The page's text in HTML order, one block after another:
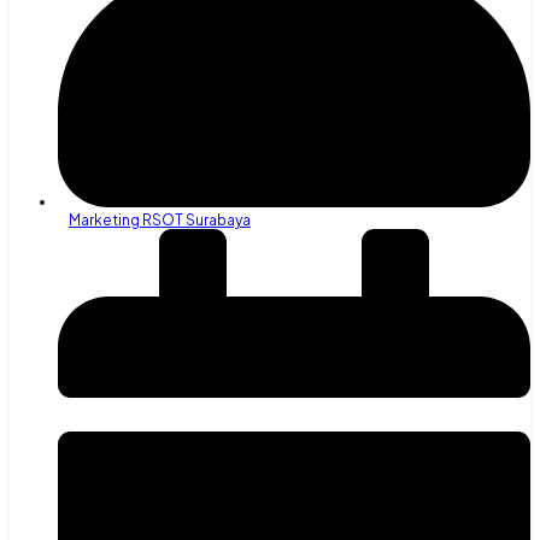
Marketing RSOT Surabaya